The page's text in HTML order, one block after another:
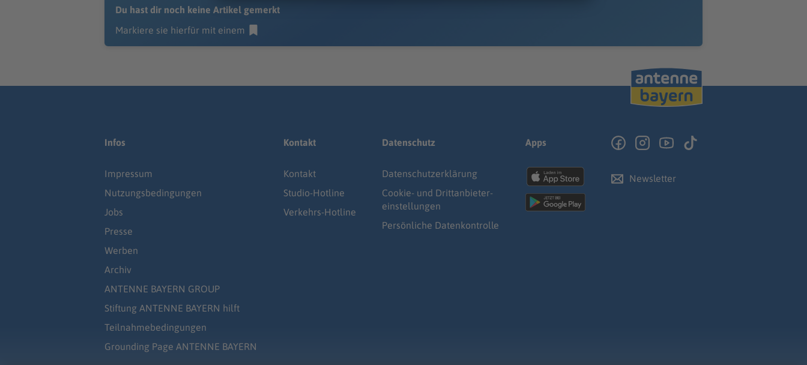
Du hast dir noch keine Artikel gemerkt
Markiere sie hierfür mit einem
Infos
Impressum
Nutzungsbedingungen
Jobs
Presse
Werben
Archiv
ANTENNE BAYERN GROUP
Stiftung ANTENNE BAYERN hilft
Teilnahmebedingungen
Grounding Page ANTENNE BAYERN
Kontakt
Kontakt
Studio-Hotline
Verkehrs-Hotline
Datenschutz
Datenschutz­erklärung
Cookie- und Drittanbieter-
einstellungen
Persönliche Datenkontrolle
Apps
Newsletter